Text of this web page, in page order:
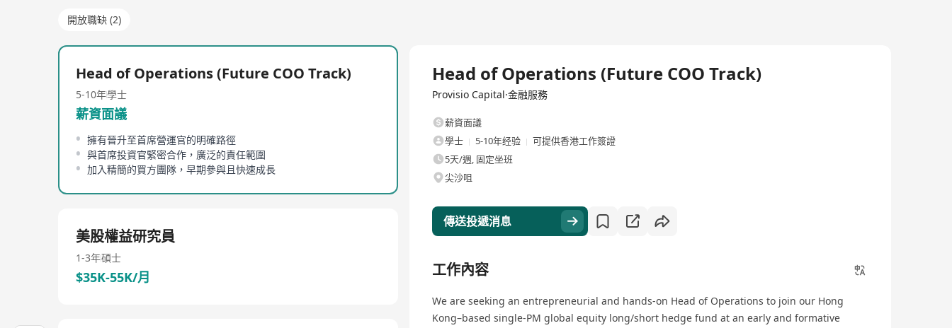
開放職缺 (2)
Head of Operations (Future COO Track)
5-10年學士
薪資面議
擁有晉升至首席營運官的明確路徑
與首席投資官緊密合作，廣泛的責任範圍
加入精簡的買方團隊，早期參與且快速成長
美股權益研究員
1-3年碩士
$35K-55K/月
Head of Operations (Future COO Track)
Provisio Capital·金融服務
薪資面議
學士
5-10年经验
可提供香港工作簽證
5天/週, 固定坐班
尖沙咀
傳送投遞消息
工作內容
We are seeking an entrepreneurial and hands-on Head of Operations to join our Hong
Kong–based single-PM global equity long/short hedge fund at an early and formative